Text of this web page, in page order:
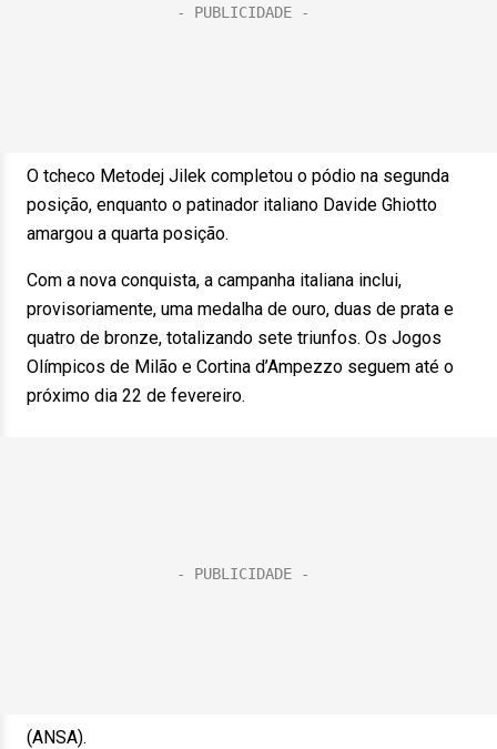
O tcheco Metodej Jilek completou o pódio na segunda
posição, enquanto o patinador italiano Davide Ghiotto
amargou a quarta posição.
Com a nova conquista, a campanha italiana inclui,
provisoriamente, uma medalha de ouro, duas de prata e
quatro de bronze, totalizando sete triunfos. Os Jogos
Olímpicos de Milão e Cortina d’Ampezzo seguem até o
próximo dia 22 de fevereiro.
(ANSA).